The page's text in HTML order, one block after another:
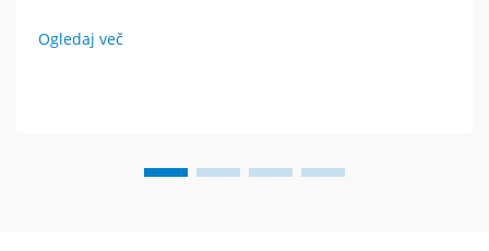
ekstruderske opreme.
Ogledaj več